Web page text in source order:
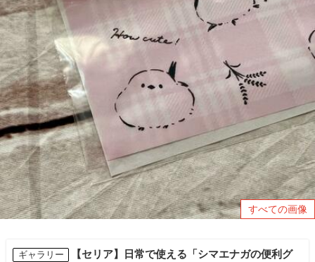
すべての画像
ギャラリー
【セリア】日常で使える「シマエナガの便利グ